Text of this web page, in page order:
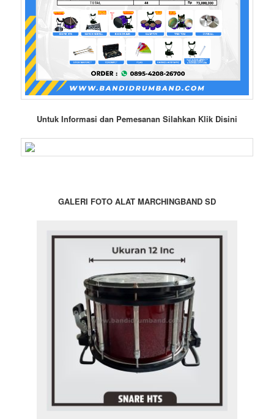
Untuk Informasi dan Pemesanan Silahkan Klik Disini
GALERI FOTO ALAT MARCHINGBAND SD